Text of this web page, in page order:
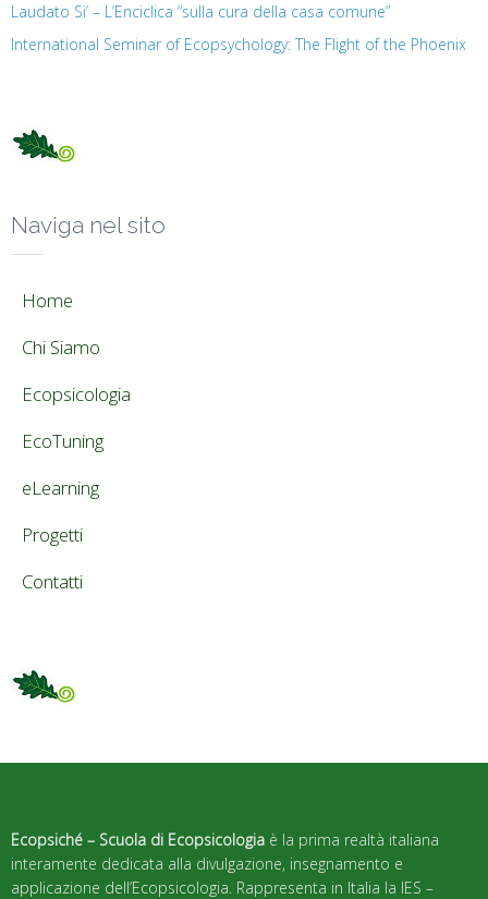
Laudato Si’ – L’Enciclica “sulla cura della casa comune”
International Seminar of Ecopsychology: The Flight of the Phoenix
Naviga nel sito
Home
Chi Siamo
Ecopsicologia
EcoTuning
eLearning
Progetti
Contatti
Ecopsiché – Scuola di Ecopsicologia è la prima realtà italiana
interamente dedicata alla divulgazione, insegnamento e
applicazione dell’Ecopsicologia. Rappresenta in Italia la IES –